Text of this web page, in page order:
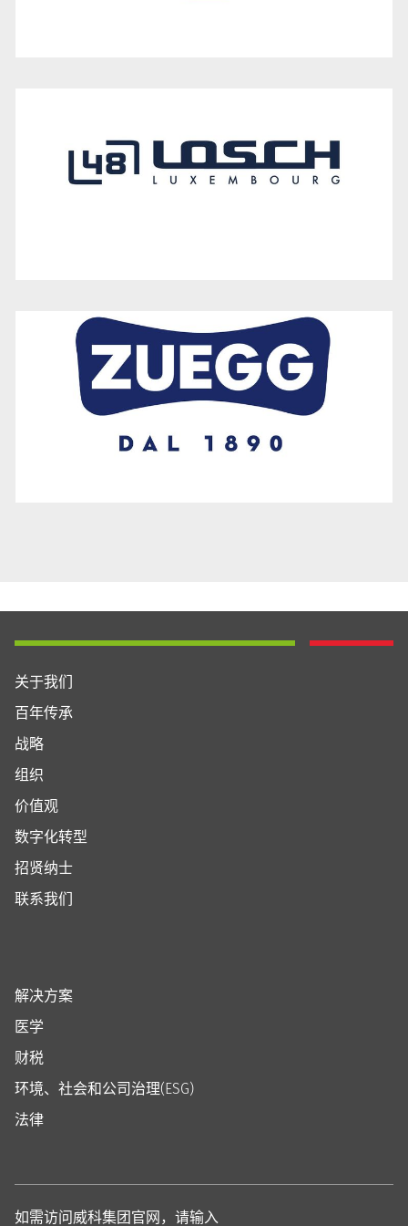
关于我们
百年传承
战略
组织
价值观
数字化转型
招贤纳士
联系我们
解决方案
医学
财税
环境、社会和公司治理(ESG)
法律
如需访问威科集团官网，请输入